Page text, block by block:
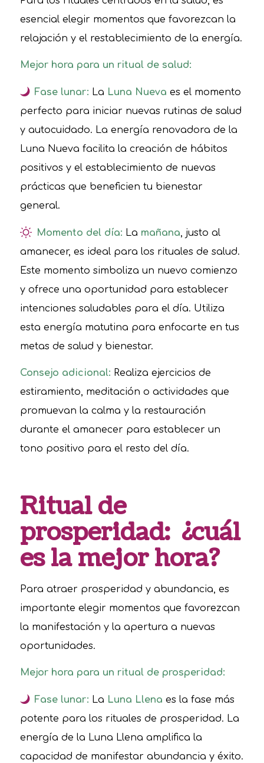
esencial elegir momentos que favorezcan la
relajación y el restablecimiento de la energía.
Mejor hora para un ritual de salud:
Fase lunar: La Luna Nueva es el momento
perfecto para iniciar nuevas rutinas de salud
y autocuidado. La energía renovadora de la
Luna Nueva facilita la creación de hábitos
positivos y el establecimiento de nuevas
prácticas que beneficien tu bienestar
general.
Momento del día: La mañana, justo al
amanecer, es ideal para los rituales de salud.
Este momento simboliza un nuevo comienzo
y ofrece una oportunidad para establecer
intenciones saludables para el día. Utiliza
esta energía matutina para enfocarte en tus
metas de salud y bienestar.
Consejo adicional: Realiza ejercicios de
estiramiento, meditación o actividades que
promuevan la calma y la restauración
durante el amanecer para establecer un
tono positivo para el resto del día.
Ritual de
prosperidad: ¿cuál
es la mejor hora?
Para atraer prosperidad y abundancia, es
importante elegir momentos que favorezcan
la manifestación y la apertura a nuevas
oportunidades.
Mejor hora para un ritual de prosperidad:
Fase lunar: La Luna Llena es la fase más
potente para los rituales de prosperidad. La
energía de la Luna Llena amplifica la
capacidad de manifestar abundancia y éxito.